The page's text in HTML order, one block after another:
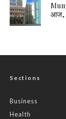
आज,
Sections
Business
Health